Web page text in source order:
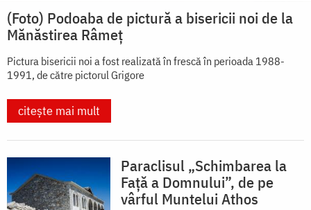
(Foto) Podoaba de pictură a bisericii noi de la
Mănăstirea Râmeț
Pictura bisericii noi a fost realizată în frescă în perioada 1988-
1991, de către pictorul Grigore
citește mai mult
Paraclisul „Schimbarea la
Față a Domnului”, de pe
vârful Muntelui Athos